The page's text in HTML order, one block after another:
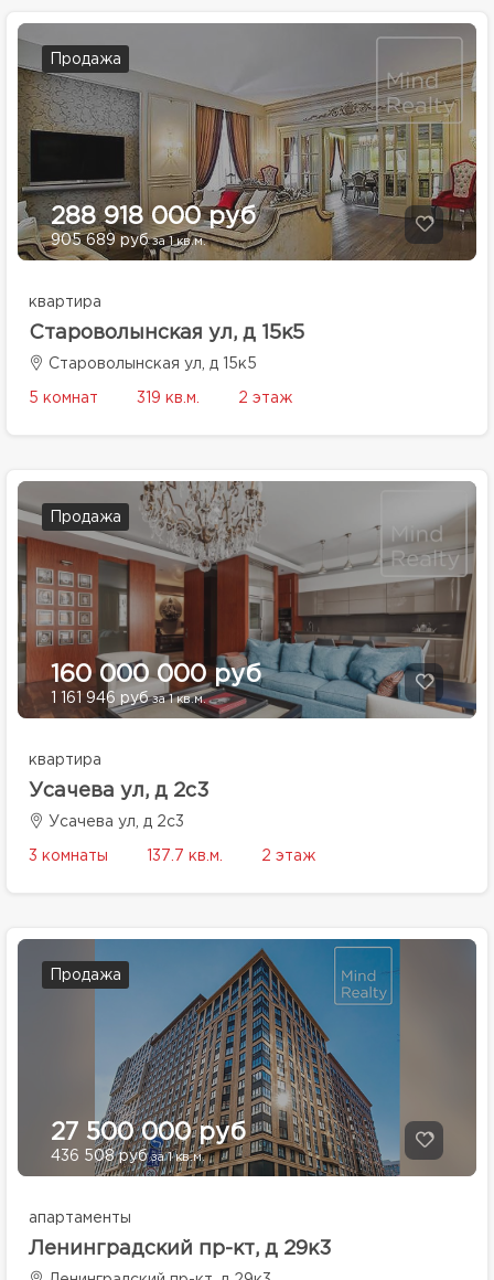
Продажа
288 918 000 руб
905 689 рубза 1 кв.м.
квартира
Староволынская ул, д 15к5
Староволынская ул, д 15к5
5 комнат 319 кв.м. 2 этаж
Продажа
160 000 000 руб
1 161 946 рубза 1 кв.м.
квартира
Усачева ул, д 2с3
Усачева ул, д 2с3
3 комнаты 137.7 кв.м. 2 этаж
Продажа
27 500 000 руб
436 508 рубза 1 кв.м.
апартаменты
Ленинградский пр-кт, д 29к3